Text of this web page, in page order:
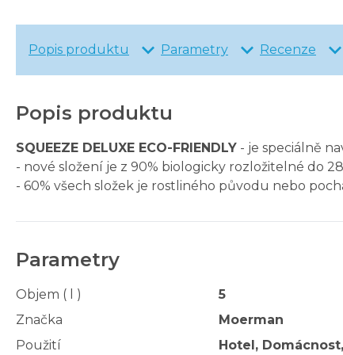
Popis produktu Parametry Recenze
Popis produktu
SQUEEZE DELUXE ECO-FRIENDLY - je speciálně
- nové složení je z 90% biologicky rozložitelné do
- 60% všech složek je rostliného původu nebo
Parametry
Objem ( l )
5
Značka
Moerman
Použití
Hotel,